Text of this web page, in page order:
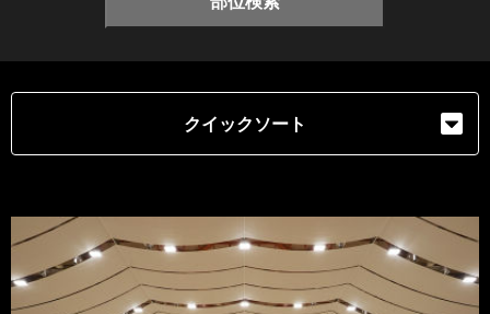
クイックソート